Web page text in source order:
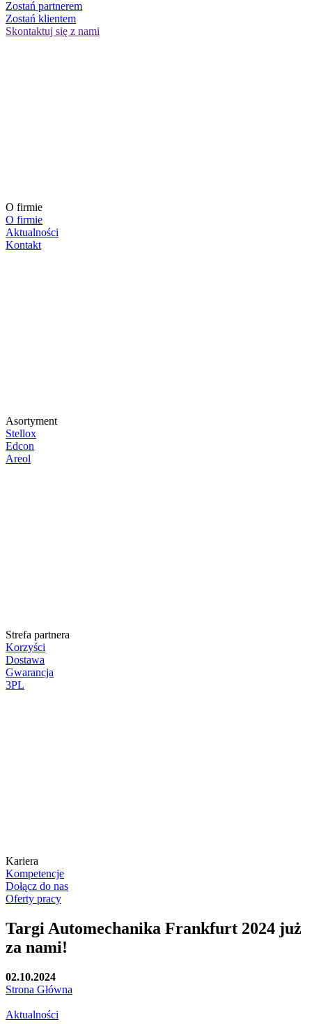
Zostań partnerem
Zostań klientem
Skontaktuj się z nami
O firmie
O firmie
Aktualności
Kontakt
Asortyment
Stellox
Edcon
Areol
Strefa partnera
Korzyści
Dostawa
Gwarancja
3PL
Kariera
Kompetencje
Dołącz do nas
Oferty pracy
Targi Automechanika Frankfurt 2024 już
za nami!
02.10.2024
Strona Główna
Aktualności